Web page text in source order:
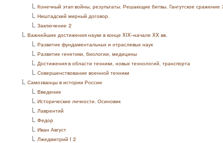
L Конечный этап войны, результаты. Решающие битвы. Гангутское сражение
L Ништадский мирный договор.
L Заключение 2
L Важнейшие достижения науки в конце XIX–начале XX вв.
L Развитие фундаментальных и отраслевых наук
L Развитие генетики, биологии, медицины
L Достижения в области техники, новых технологий, транспорта
L Совершенствование военной техники
L Самозванцы в истории России
L Введение
L Исторические личности. Осиновик
L Лаврентий
L Федор
L Иван Август
L Лжедмитрий I 2